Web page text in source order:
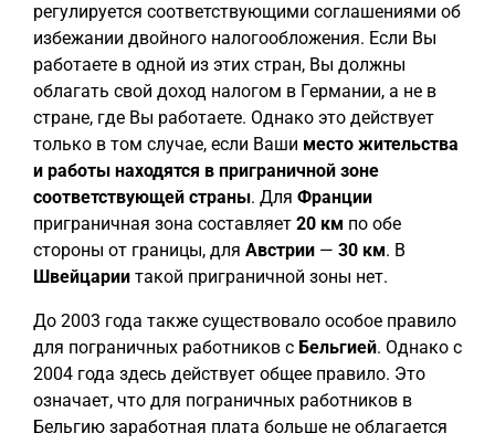
регулируется соответствующими соглашениями об
избежании двойного налогообложения. Если Вы
работаете в одной из этих стран, Вы должны
облагать свой доход налогом в Германии, а не в
стране, где Вы работаете. Однако это действует
только в том случае, если Ваши место жительства
и работы находятся в приграничной зоне
соответствующей страны. Для Франции
приграничная зона составляет 20 км по обе
стороны от границы, для Австрии — 30 км. В
Швейцарии такой приграничной зоны нет.
До 2003 года также существовало особое правило
для пограничных работников с Бельгией. Однако с
2004 года здесь действует общее правило. Это
означает, что для пограничных работников в
Бельгию заработная плата больше не облагается